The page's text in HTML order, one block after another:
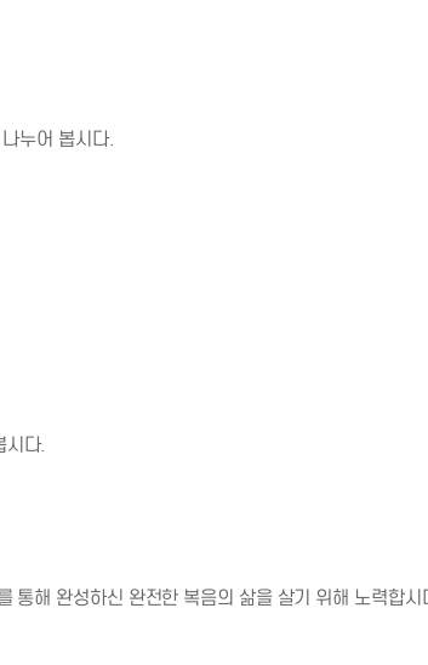
누어 봅시다.
시다.
통해 완성하신 완전한 복음의 삶을 살기 위해 노력합시